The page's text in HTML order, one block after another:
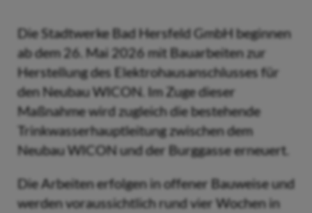
Die Stadtwerke Bad Hersfeld GmbH beginnen
ab dem 26. Mai 2026 mit Bauarbeiten zur
Herstellung des Elektrohausanschlusses für
den Neubau WICON. Im Zuge dieser
Maßnahme wird zugleich die bestehende
Trinkwasserhauptleitung zwischen dem
Neubau WICON und der Burggasse erneuert.
Die Arbeiten erfolgen in offener Bauweise und
werden voraussichtlich rund vier Wochen in